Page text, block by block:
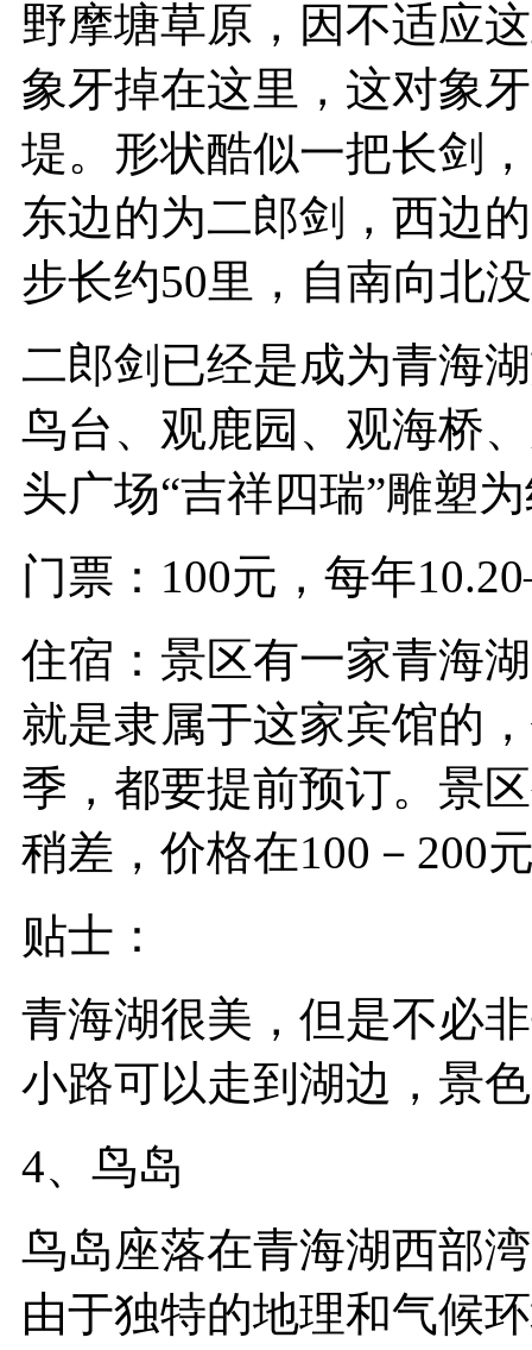
野摩塘草原，因不适应
象牙掉在这里，这对象
堤。形状酷似一把长剑
东边的为二郎剑，西边
步长约50里，自南向北
二郎剑已经是成为青海
鸟台、观鹿园、观海桥
头广场“吉祥四瑞”雕塑
门票：100元，每年
住宿：景区有一家青海
就是隶属于这家宾馆的
季，都要提前预订。景
稍差，价格在100－200
贴士：
青海湖很美，但是不必
小路可以走到湖边，景
4、鸟岛
鸟岛座落在青海湖西部
由于独特的地理和气候